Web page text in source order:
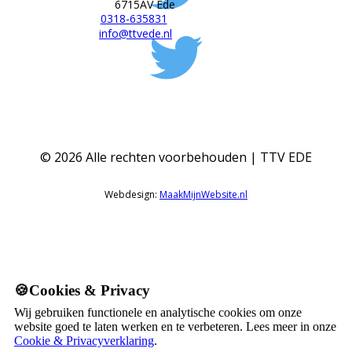
6715AV Ede
0318-635831
info@ttvede.nl
© 2026 Alle rechten voorbehouden | TTV EDE
Webdesign: MaakMijnWebsite.nl
🍪Cookies & Privacy
Wij gebruiken functionele en analytische cookies om onze
website goed te laten werken en te verbeteren. Lees meer in onze
Cookie & Privacyverklaring.